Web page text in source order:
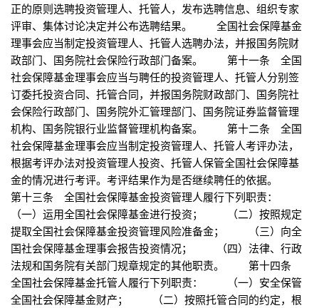
正的原则选聘投资管理人、托管人，发布选聘信息、组织专家
评审、集体讨论决定并公布选聘结果。 全国社会保障基金
理事会应当制定投资管理人、托管人选聘办法，并报国务院财
政部门、国务院社会保险行政部门备案。 第十一条 全国
社会保障基金理事会应当与聘任的投资管理人、托管人分别签
订委托投资合同、托管合同，并报国务院财政部门、国务院社
会保险行政部门、国务院外汇管理部门、国务院证券监督管理
机构、国务院银行业监督管理机构备案。 第十二条 全国
社会保障基金理事会应当制定投资管理人、托管人考评办法，
根据考评办法对投资管理人投资、托管人保管全国社会保障基
金的情况进行考评。考评结果作为是否继续聘任的依据。
第十三条 全国社会保障基金投资管理人履行下列职责：
（一）运用全国社会保障基金进行投资； （二）按照规定
提取全国社会保障基金投资管理风险准备金； （三）向全
国社会保障基金理事会报告投资情况； （四）法律、行政
法规和国务院有关部门规章规定的其他职责。 第十四条
全国社会保障基金托管人履行下列职责： （一）安全保管
全国社会保障基金财产； （二）按照托管合同的约定，根